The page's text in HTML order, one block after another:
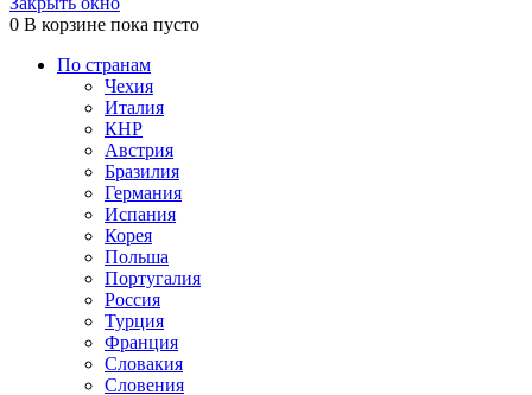
0 В корзине пока пусто
По странам
Чехия
Италия
КНР
Австрия
Бразилия
Германия
Испания
Корея
Польша
Португалия
Россия
Турция
Франция
Словакия
Словения